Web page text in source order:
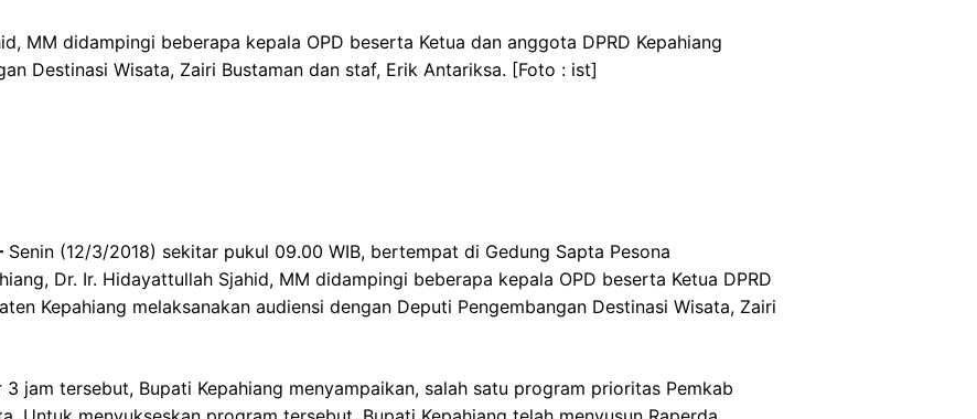
MM didampingi beberapa kepala OPD beserta Ketua dan anggota DPRD Kepahiang
Destinasi Wisata, Zairi Bustaman dan staf, Erik Antariksa. [Foto : ist]
Senin (12/3/2018) sekitar pukul 09.00 WIB, bertempat di Gedung Sapta Pesona
Dr. Ir. Hidayattullah Sjahid, MM didampingi beberapa kepala OPD beserta Ketua DPRD
Kepahiang melaksanakan audiensi dengan Deputi Pengembangan Destinasi Wisata, Zairi
jam tersebut, Bupati Kepahiang menyampaikan, salah satu program prioritas Pemkab